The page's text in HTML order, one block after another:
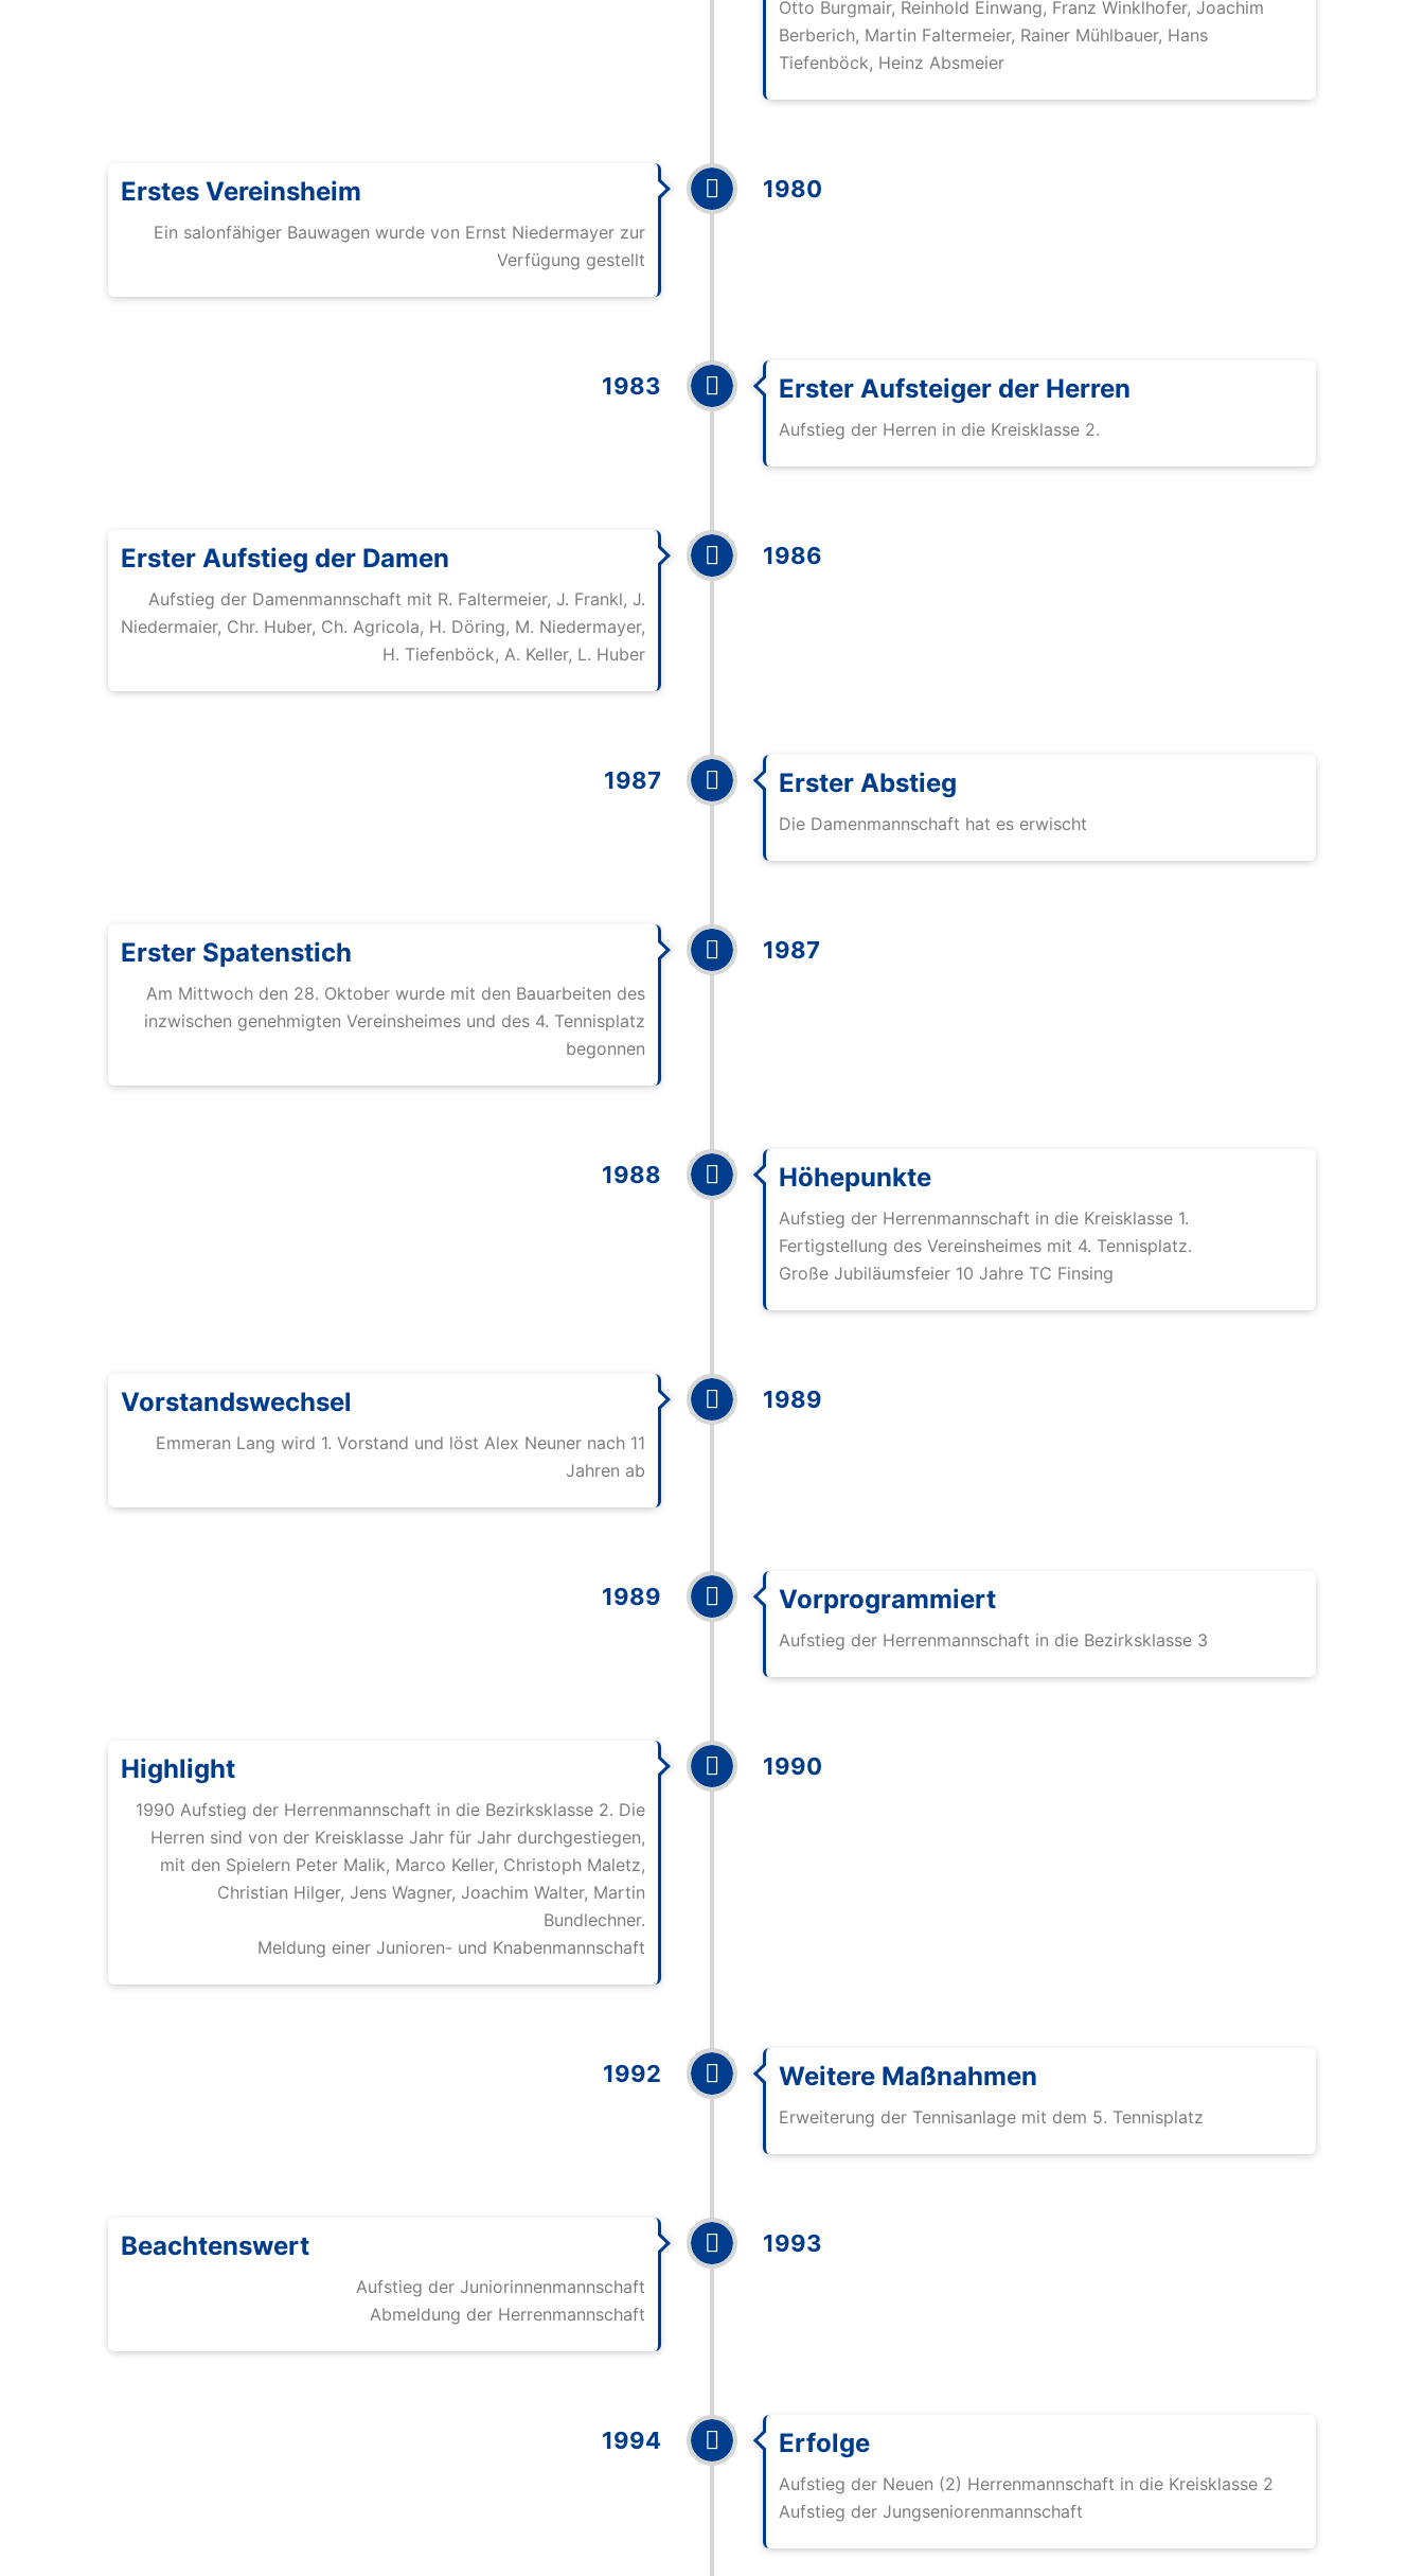
Otto Burgmair, Reinhold Einwang, Franz Winklhofer, Joachim
Berberich, Martin Faltermeier, Rainer Mühlbauer, Hans
Tiefenböck, Heinz Absmeier
1980
Erstes Vereinsheim
Ein salonfähiger Bauwagen wurde von Ernst Niedermayer zur
Verfügung gestellt
1983 Erster Aufsteiger der Herren
Aufstieg der Herren in die Kreisklasse 2.
1986
Erster Aufstieg der Damen
Aufstieg der Damenmannschaft mit R. Faltermeier, J. Frankl, J.
Niedermaier, Chr. Huber, Ch. Agricola, H. Döring, M. Niedermayer,
H. Tiefenböck, A. Keller, L. Huber
1987 Erster Abstieg
Die Damenmannschaft hat es erwischt
1987
Erster Spatenstich
Am Mittwoch den 28. Oktober wurde mit den Bauarbeiten des
inzwischen genehmigten Vereinsheimes und des 4. Tennisplatz
begonnen
1988 Höhepunkte
Aufstieg der Herrenmannschaft in die Kreisklasse 1.
Fertigstellung des Vereinsheimes mit 4. Tennisplatz.
Große Jubiläumsfeier 10 Jahre TC Finsing
1989
Vorstandswechsel
Emmeran Lang wird 1. Vorstand und löst Alex Neuner nach 11
Jahren ab
1989 Vorprogrammiert
Aufstieg der Herrenmannschaft in die Bezirksklasse 3
1990
Highlight
1990 Aufstieg der Herrenmannschaft in die Bezirksklasse 2. Die
Herren sind von der Kreisklasse Jahr für Jahr durchgestiegen,
mit den Spielern Peter Malik, Marco Keller, Christoph Maletz,
Christian Hilger, Jens Wagner, Joachim Walter, Martin
Bundlechner.
Meldung einer Junioren- und Knabenmannschaft
1992 Weitere Maßnahmen
Erweiterung der Tennisanlage mit dem 5. Tennisplatz
1993
Beachtenswert
Aufstieg der Juniorinnenmannschaft
Abmeldung der Herrenmannschaft
1994 Erfolge
Aufstieg der Neuen (2) Herrenmannschaft in die Kreisklasse 2
Aufstieg der Jungseniorenmannschaft